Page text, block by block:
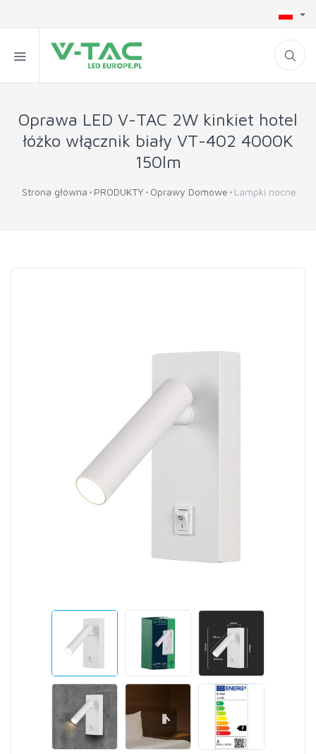
Oprawa LED V-TAC 2W kinkiet hotel
łóżko włącznik biały VT-402 4000K
150lm
Strona główna PRODUKTY Oprawy Domowe Lampki nocne